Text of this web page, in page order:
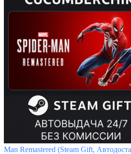
Man Remastered (Steam Gift,